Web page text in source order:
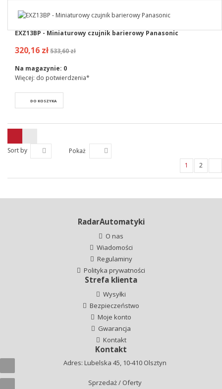
EXZ13BP - Miniaturowy czujnik barierowy Panasonic
320,16 zł533,60 zł
Na magazynie: 0
Więcej: do potwierdzenia*
DO KOSZYKA
Sort by
Pokaż
1
2
RadarAutomatyki
O nas
Wiadomości
Regulaminy
Polityka prywatności
Strefa klienta
Wysyłki
Bezpieczeństwo
Moje konto
Gwarancja
Kontakt
Kontakt
Adres: Lubelska 45, 10-410 Olsztyn
Sprzedaż / Oferty